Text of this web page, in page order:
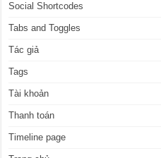
Social Shortcodes
Tabs and Toggles
Tác giả
Tags
Tài khoản
Thanh toán
Timeline page